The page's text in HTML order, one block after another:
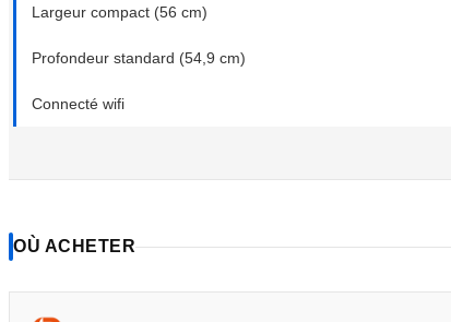
Largeur compact (56 cm)
Profondeur standard (54,9 cm)
Connecté wifi
OÙ ACHETER